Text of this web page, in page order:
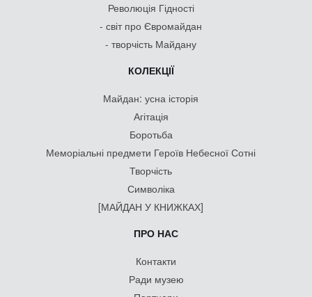
Революція Гідності
- світ про Євромайдан
- творчість Майдану
КОЛЕКЦІЇ
Майдан: усна історія
Агітація
Боротьба
Меморіальні предмети Героїв Небесної Сотні
Творчість
Символіка
[МАЙДАН У КНИЖКАХ]
ПРО НАС
Контакти
Ради музею